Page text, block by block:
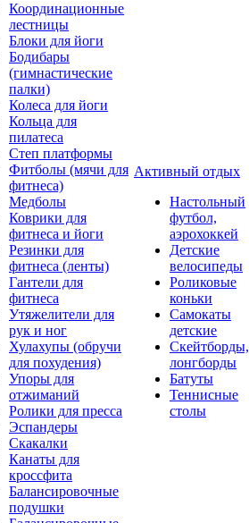
Координационные
лестницы
Блоки для йоги
Бодибары
(гимнастические
палки)
Колеса для йоги
Кольца для
пилатеса
Степ платформы
Фитболы (мячи для
фитнеса)
Медболы
Коврики для
фитнеса и йоги
Резинки для
фитнеса (ленты)
Гантели для
фитнеса
Утяжелители для
рук и ног
Хулахупы (обручи
для похудения)
Упоры для
отжиманий
Ролики для пресса
Эспандеры
Скакалки
Канаты для
кроссфита
Балансировочные
подушки
Активный отдых
Настольный
футбол,
аэрохоккей
Детские
велосипеды
Роликовые
коньки
Самокаты
детские
Скейтборды,
лонгборды
Батуты
Теннисные
столы